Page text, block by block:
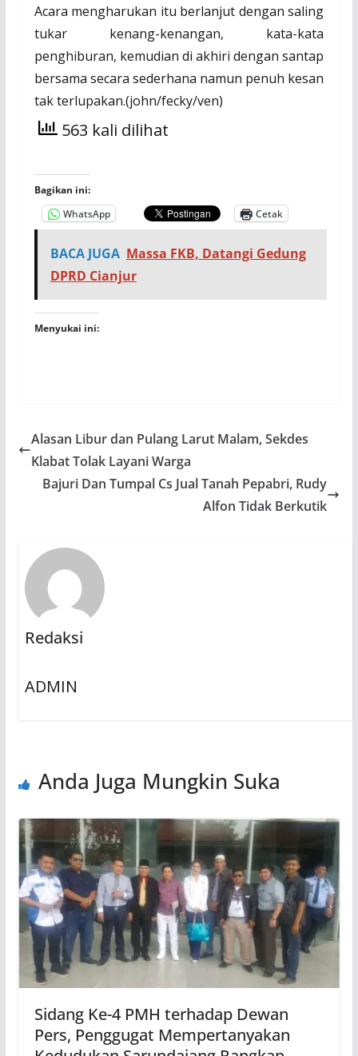
Acara mengharukan itu berlanjut dengan saling
tukar kenang-kenangan, kata-kata
penghiburan, kemudian di akhiri dengan santap
bersama secara sederhana namun penuh kesan
tak terlupakan.(john/fecky/ven)
563 kali dilihat
Bagikan ini:
WhatsApp
Cetak
BACA JUGA Massa FKB, Datangi Gedung
DPRD Cianjur
Menyukai ini:
Alasan Libur dan Pulang Larut Malam, Sekdes
Klabat Tolak Layani Warga
Bajuri Dan Tumpal Cs Jual Tanah Pepabri, Rudy
Alfon Tidak Berkutik
Redaksi
ADMIN
Anda Juga Mungkin Suka
Sidang Ke-4 PMH terhadap Dewan
Pers, Penggugat Mempertanyakan